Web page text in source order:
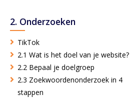
2. Onderzoeken
TikTok
2.1 Wat is het doel van je website?
2.2 Bepaal je doelgroep
2.3 Zoekwoordenonderzoek in 4
stappen